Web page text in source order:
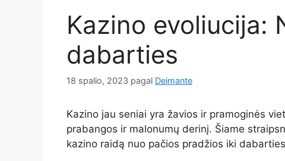
Kazino evoliucija:
dabarties
18 spalio, 2023 pagal Deimante
Kazino jau seniai yra žavios ir pramoginės
prabangos ir malonumų derinį. Šiame
kazino raidą nuo pačios pradžios iki